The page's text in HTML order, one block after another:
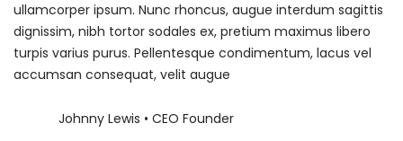
ullamcorper ipsum. Nunc rhoncus, augue interdum sagittis
dignissim, nibh tortor sodales ex, pretium maximus libero
turpis varius purus. Pellentesque condimentum, lacus vel
accumsan consequat, velit augue
Johnny Lewis • CEO Founder